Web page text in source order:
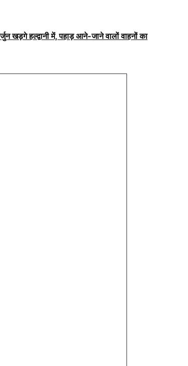
खड़गे हल्द्वानी में, पहाड़ आने-जाने वालों वाहनों का